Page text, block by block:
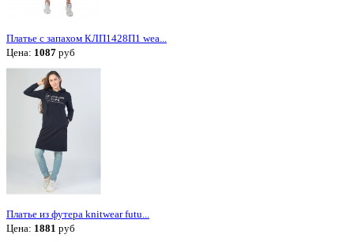
Платье с запахом КЛП1428П1 wea...
Цена: 1087 руб
Платье из футера knitwear futu...
Цена: 1881 руб